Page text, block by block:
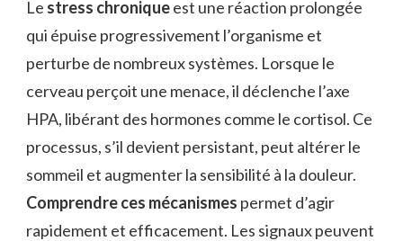
Le stress chroniqueest une réaction prolongée
qui épuise progressivement l’organisme et
perturbe de nombreux systèmes. Lorsque le
cerveau perçoit une menace, il déclenche l’axe
HPA, libérant des hormones comme le cortisol. Ce
processus, s’il devient persistant, peut altérer le
sommeil et augmenter la sensibilité à la douleur.
Comprendre ces mécanismes permet d’agir
rapidement et efficacement. Les signaux peuvent